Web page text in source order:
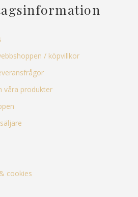
/ köpvillkor
våra produkter
cookies